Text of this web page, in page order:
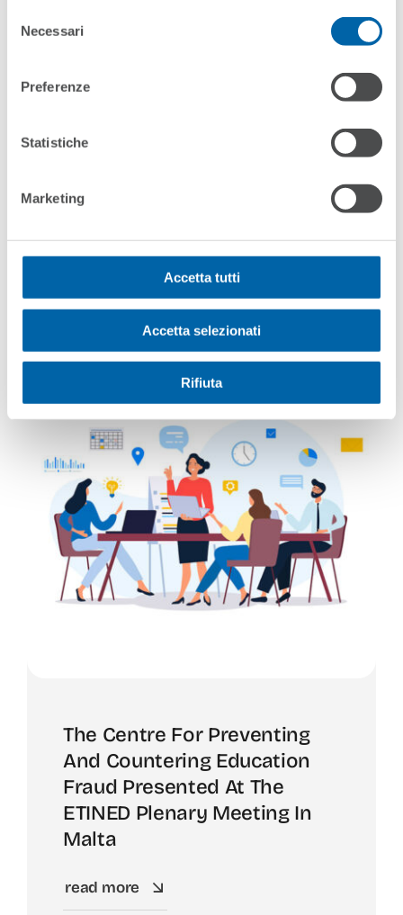
delNecessari
Preferenze
Statistiche
Marketing
Accetta tutti
Accetta selezionati
Rifiuta
Pool Of Experts Established
Preventing And Countering
The Centre For Preventing
And Countering Education
Fraud Presented At The
ETINED Plenary Meeting In
Malta
read more